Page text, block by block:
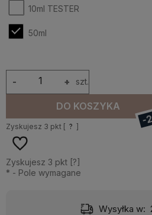
10ml TESTER
50ml
+
- szt.
DO KOSZYKA
-
Zyskujesz 3 pkt [ ? ]
Zyskujesz 3 pkt [?]
* - Pole wymagane
Wysyłka w: